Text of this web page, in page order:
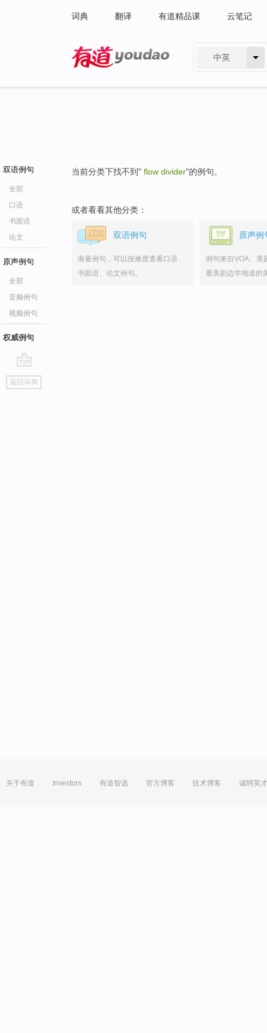
词典 翻译 有道精品课 云笔记
中英
双语例句
全部
口语
书面语
论文
原声例句
全部
音频例句
视频例句
权威例句
go
top
返回词典
当前分类下找不到" flow divider"的例句。
或者看看其他分类：
双语例句
海量例句，可以按难度查看口语、
书面语、论文例句。
原声例
例句来自VOA、美
看美剧边学地道的
关于有道 Investors 有道智选 官方博客 技术博客 诚聘英才